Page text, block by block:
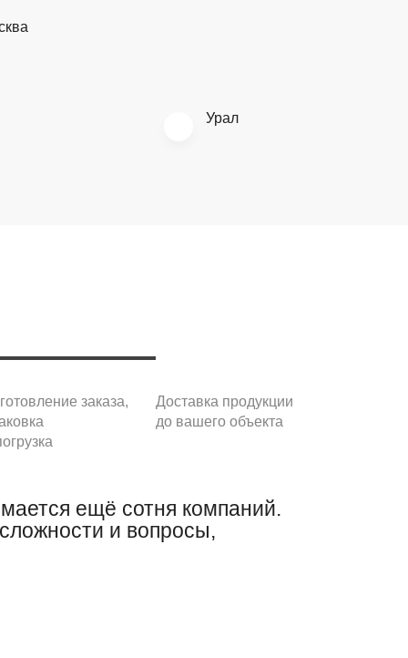
Урал
заказа,
Доставка продукции
до вашего объекта
ещё сотня компаний.
и вопросы,